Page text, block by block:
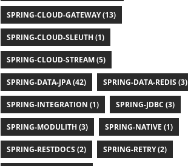
SPRING-CLOUD-GATEWAY (13)
SPRING-CLOUD-SLEUTH (1)
SPRING-CLOUD-STREAM (5)
SPRING-DATA-JPA (42) SPRING-DATA-REDIS (3)
SPRING-INTEGRATION (1) SPRING-JDBC (3)
SPRING-MODULITH (3) SPRING-NATIVE (1)
SPRING-RESTDOCS (2) SPRING-RETRY (2)